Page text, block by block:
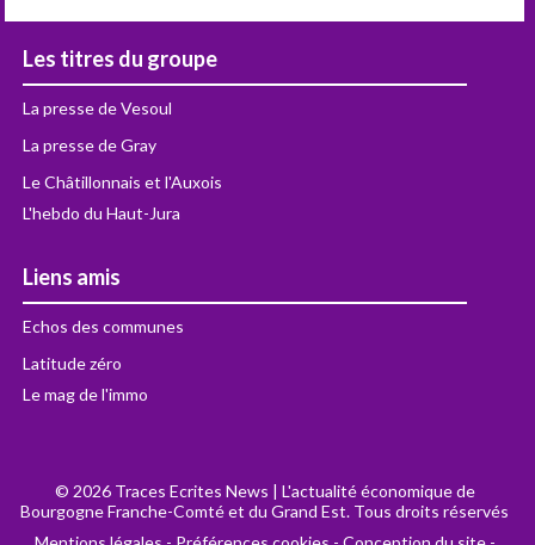
Les titres du groupe
La presse de Vesoul
La presse de Gray
Le Châtillonnais et l'Auxois
L'hebdo du Haut-Jura
Liens amis
Echos des communes
Latitude zéro
Le mag de l'immo
© 2026 Traces Ecrites News | L'actualité économique de
Bourgogne Franche-Comté et du Grand Est. Tous droits réservés